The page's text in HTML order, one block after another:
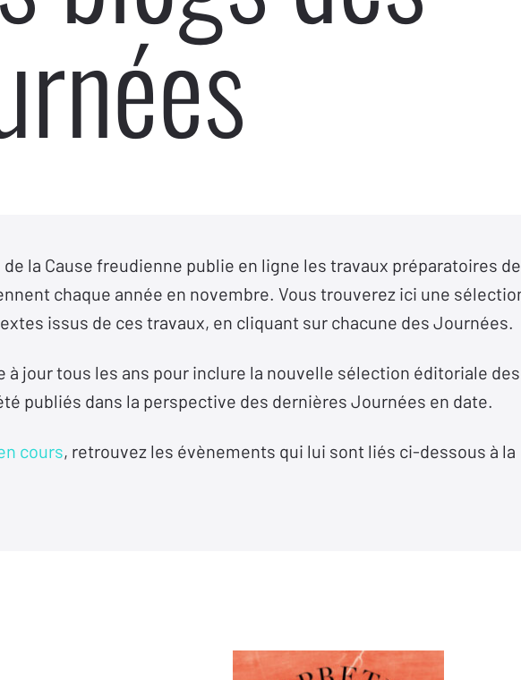
de la Cause freudienne publie en ligne les travaux préparatoires
chaque année en novembre. Vous trouverez ici une
issus de ces travaux, en cliquant sur chacune des Journées.
à jour tous les ans pour inclure la nouvelle sélection éditoriale des
publiés dans la perspective des dernières Journées en date.
cours, retrouvez les évènements qui lui sont liés ci-dessous à la